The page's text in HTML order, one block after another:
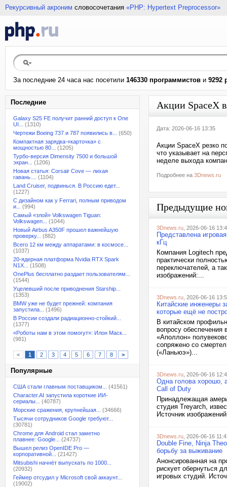
Рекурсивный акроним словосочетания «PHP: Hypertext Preprocessor»
За последние 24 часа нас посетили 146330 программистов и 9292
Последние
Galaxy S25 FE получит ранний доступ к One
UI...
(1310)
Чертежи Boeing 737 и 787 появились в...
(650)
Компактная зарядка-«карточка» с
мощностью 80...
(1205)
Турбо-версия Dimensity 7500 и большой
экран...
(1206)
Новая статья: Corsair Cove — лихая
гавань....
(1104)
Land Cruiser, подвинься. В Россию едет...
(1227)
С дизайном как у Ferrari, полным приводом
и...
(994)
Самый «злой» Volkswagen Tiguan:
Volkswagen...
(1044)
Новый Airbus A350F прошел важнейшую
проверку...
(882)
Всего 12 км между аппаратами: в космосе...
(1037)
20-ядерная платформа Nvidia RTX Spark
N1X...
(1508)
OnePlus бесплатно раздает пользователям...
(1544)
Уцелевший после приводнения Starship...
(1353)
BMW уже не будет прежней: компания
запустила...
(1496)
В России создали радиационно-стойкий...
(1377)
«Роботы нам в этом помогут»: Илон Маск...
(981)
< 1 2 3 4 5 6 7 8 >
Популярные
США стали главным поставщиком...
(41561)
Character.AI запустила короткие ИИ-
сериалы...
(40787)
Морские сражения, крупнейшая...
(34666)
Тысячи сотрудников Google требуют...
(30781)
Chrome для Android стал заметно
плавнее: Google...
(24737)
Вышел релиз OpenIDE Pro —
корпоративной...
(21427)
Mitsubishi начнёт выпускать по 1000...
(20932)
Геймер отсудил у Microsoft свой аккаунт...
(19002)
Акции SpaceX
Дата: 2026-06-16 13:35
Акции SpaceX резко
что указывает на
неделе выхода
Подробнее на 3Dnews.ru
Предыдущие
3Dnews.ru , 2026-06-16
Представлена
кГц
Компания Logitech
практически
переключателей, а
изображений:...
3Dnews.ru , 2026-06-16
Китайские инженеры
которые ещё не
В китайском
вопросу
«Аполлон»
сопряжено со
(«Ланьюэ»)...
3Dnews.ru , 2026-06-16
Одна голова хорошо,
Call of Duty
Принадлежащая
студия Treyarch,
Источник
3Dnews.ru , 2026-06-16
Double Fine, Ninja
борьбу за выживание
Анонсированная на
рискует обернуться
игровых студий.